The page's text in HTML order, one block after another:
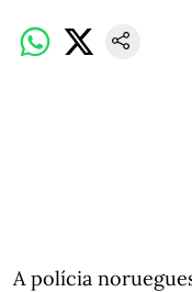
A polícia